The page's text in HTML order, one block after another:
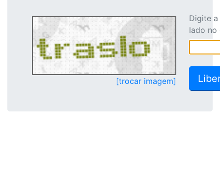
[trocar imagem]
Digite
lado no